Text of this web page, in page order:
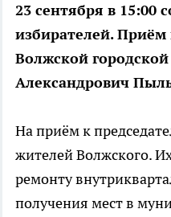
23 сентября в 15:00
избирателей. Приём
Волжской
Александрович
На приём к
жителей Волжского.
ремонту
получения мест в